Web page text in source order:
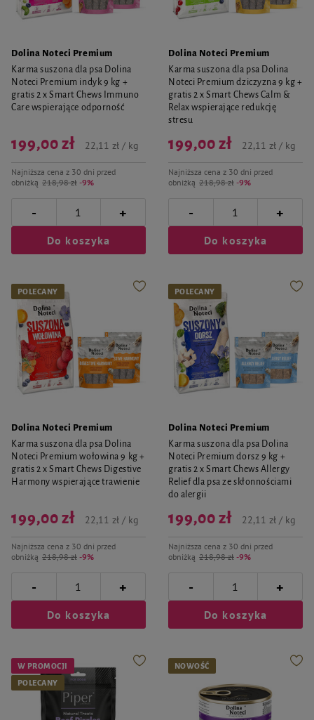
Dolina Noteci Premium
Karma suszona dla psa Dolina
Noteci Premium indyk 9 kg +
gratis 2 x Smart Chews Immuno
Care wspierające odporność
Najniższa cena z 30 dni przed
obniżką 218,98 zł -9%
199,00 zł 22,11 zł / kg
- +
Do koszyka
Dolina Noteci Premium
Karma suszona dla psa Dolina
Noteci Premium dziczyzna 9 kg +
gratis 2 x Smart Chews Calm &
Relax wspierające redukcję
stresu
Najniższa cena z 30 dni przed
obniżką 218,98 zł -9%
199,00 zł 22,11 zł / kg
- +
Do koszyka
POLECANY
Dolina Noteci Premium
Karma suszona dla psa Dolina
Noteci Premium wołowina 9 kg +
gratis 2 x Smart Chews Digestive
Harmony wspierające trawienie
Najniższa cena z 30 dni przed
obniżką 218,98 zł -9%
199,00 zł 22,11 zł / kg
- +
Do koszyka
POLECANY
Dolina Noteci Premium
Karma suszona dla psa Dolina
Noteci Premium dorsz 9 kg +
gratis 2 x Smart Chews Allergy
Relief dla psa ze skłonnościami
do alergii
Najniższa cena z 30 dni przed
obniżką 218,98 zł -9%
199,00 zł 22,11 zł / kg
- +
Do koszyka
W PROMOCJI
POLECANY
NOWOŚĆ